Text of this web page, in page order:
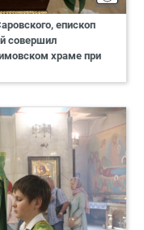
епископ
совершил
храме при